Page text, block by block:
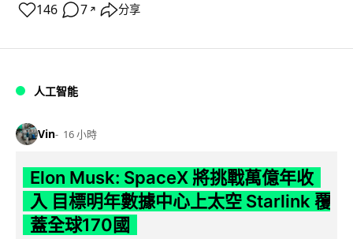
146 7 ↗ 分享
人工智能
Vin 16 小時
Elon Musk: SpaceX 將挑戰萬億年收
入 目標明年數據中心上太空 Starlink 覆
蓋全球170國